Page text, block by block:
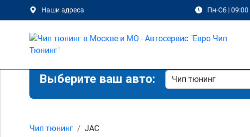
Наши адреса Пн-Сб | 09:00
Выберите ваш авто:
Чип тюнинг JAC